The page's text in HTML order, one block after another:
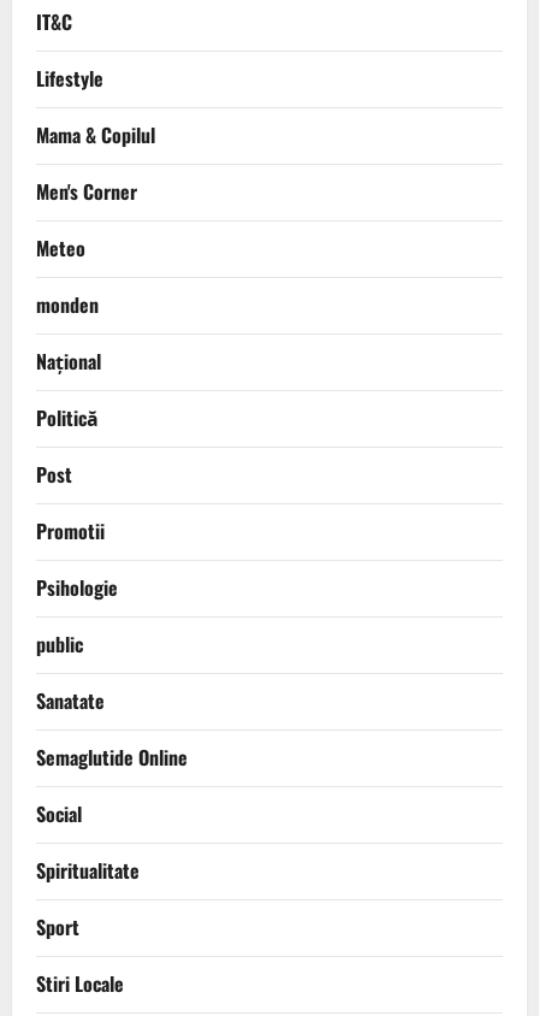
IT&C
Lifestyle
Mama & Copilul
Men's Corner
Meteo
monden
Național
Politică
Post
Promotii
Psihologie
public
Sanatate
Semaglutide Online
Social
Spiritualitate
Sport
Stiri Locale